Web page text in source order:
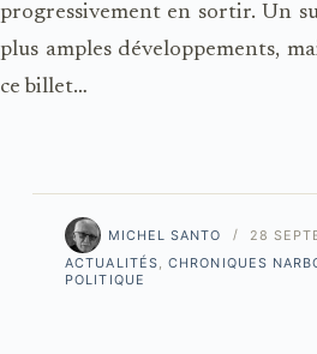
progressivement en sortir. Un
plus amples développements,
ce billet…
MICHEL SANTO
28
ACTUALITÉS,CHRONIQUES
POLITIQUE